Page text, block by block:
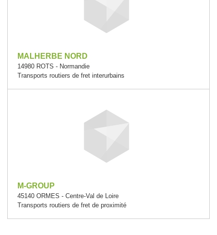
MALHERBE NORD
14980 ROTS - Normandie
Transports routiers de fret interurbains
M-GROUP
45140 ORMES - Centre-Val de Loire
Transports routiers de fret de proximité